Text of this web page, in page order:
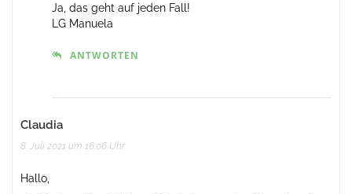
Ja, das geht auf jeden Fall!
LG Manuela
ANTWORTEN
Claudia
8. Juli 2021 um 16:06 Uhr
Hallo,